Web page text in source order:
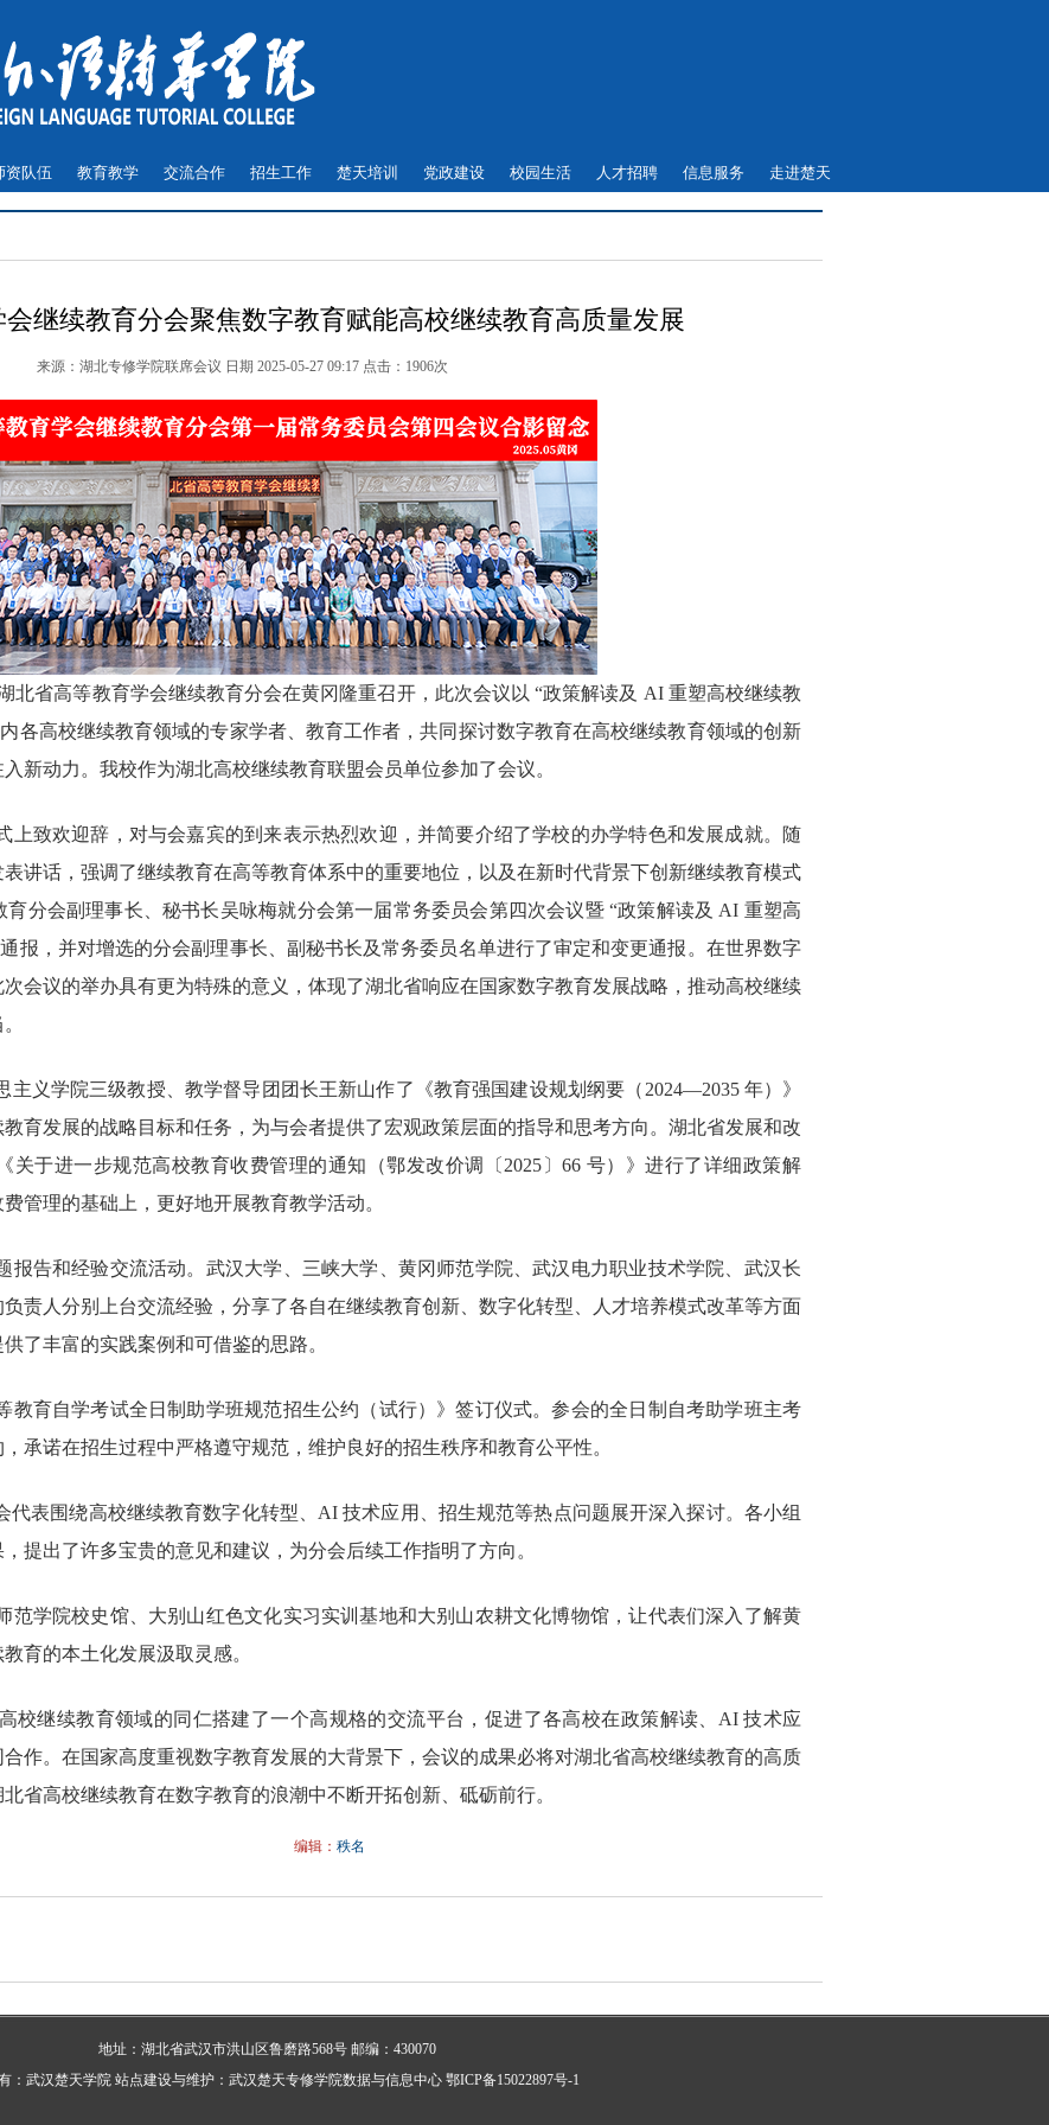
资队伍 教育教学 交流合作 招生工作 楚天培训 党政建设 校园生活 人才招聘 信息服务 走进楚天
继续教育分会聚焦数字教育赋能高校继续教育高质量发展
来源：湖北专修学院联席会议 日期 2025-05-27 09:17 点击： 1906次
北省高等教育学会继续教育分会在黄冈隆重召开，此次会议以 “政策解读及 AI 重塑高校继续教
各高校继续教育领域的专家学者、教育工作者，共同探讨数字教育在高校继续教育领域的创新
新动力。我校作为湖北高校继续教育联盟会员单位参加了会议。
上致欢迎辞，对与会嘉宾的到来表示热烈欢迎，并简要介绍了学校的办学特色和发展成就。随
讲话，强调了继续教育在高等教育体系中的重要地位，以及在新时代背景下创新继续教育模式
分会副理事长、秘书长吴咏梅就分会第一届常务委员会第四次会议暨 “政策解读及 AI 重塑高
报，并对增选的分会副理事长、副秘书长及常务委员名单进行了审定和变更通报。在世界数字
会议的举办具有更为特殊的意义，体现了湖北省响应在国家数字教育发展战略，推动高校继续
义学院三级教授、教学督导团团长王新山作了《教育强国建设规划纲要（2024—2035 年）》
育发展的战略目标和任务，为与会者提供了宏观政策层面的指导和思考方向。湖北省发展和改
关于进一步规范高校教育收费管理的通知（鄂发改价调〔2025〕66 号）》进行了详细政策解
管理的基础上，更好地开展教育教学活动。
报告和经验交流活动。武汉大学、三峡大学、黄冈师范学院、武汉电力职业技术学院、武汉长
责人分别上台交流经验，分享了各自在继续教育创新、数字化转型、人才培养模式改革等方面
了丰富的实践案例和可借鉴的思路。
教育自学考试全日制助学班规范招生公约（试行）》签订仪式。参会的全日制自考助学班主考
承诺在招生过程中严格遵守规范，维护良好的招生秩序和教育公平性。
代表围绕高校继续教育数字化转型、AI 技术应用、招生规范等热点问题展开深入探讨。各小组
提出了许多宝贵的意见和建议，为分会后续工作指明了方向。
范学院校史馆、大别山红色文化实习实训基地和大别山农耕文化博物馆，让代表们深入了解黄
育的本土化发展汲取灵感。
校继续教育领域的同仁搭建了一个高规格的交流平台，促进了各高校在政策解读、AI 技术应
作。在国家高度重视数字教育发展的大背景下，会议的成果必将对湖北省高校继续教育的高质
省高校继续教育在数字教育的浪潮中不断开拓创新、砥砺前行。
编辑： 秩名
地址：湖北省武汉市洪山区鲁磨路568号 邮编：430070
：武汉楚天学院 站点建设与维护：武汉楚天专修学院数据与信息中心 鄂ICP备15022897号-1